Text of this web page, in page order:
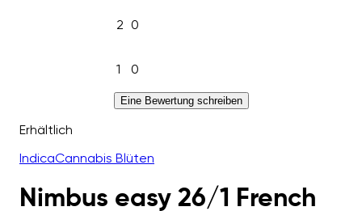
2 0
1 0
Eine Bewertung schreiben
Erhältlich
IndicaCannabis Blüten
Nimbus easy 26/1 French